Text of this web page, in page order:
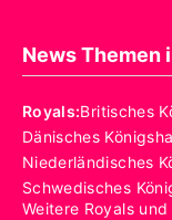
News Themen
Royals:Britisches
Dänisches
Niederländisches
Schwedisches
Weitere Royals und